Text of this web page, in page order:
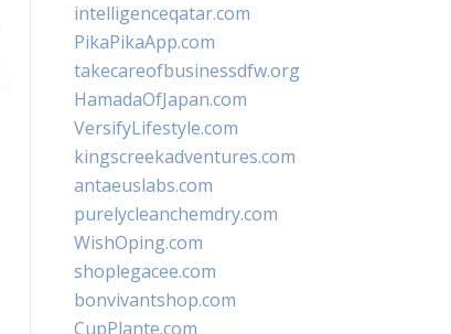
intelligenceqatar.com
PikaPikaApp.com
takecareofbusinessdfw.org
HamadaOfJapan.com
VersifyLifestyle.com
kingscreekadventures.com
antaeuslabs.com
purelycleanchemdry.com
WishOping.com
shoplegacee.com
bonvivantshop.com
CupPlante.com